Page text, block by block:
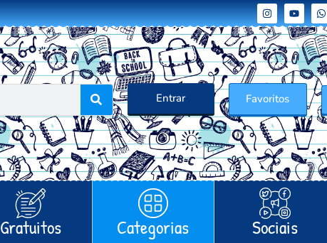
Entrar Favoritos
Gratuitos Categorias Sociais